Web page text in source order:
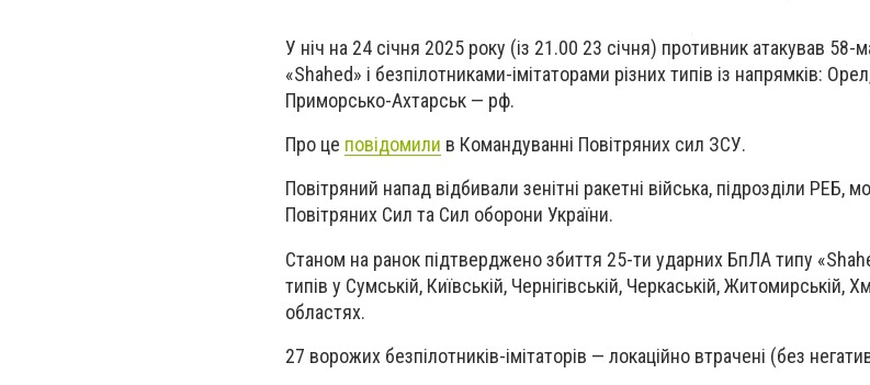
У ніч на 24 січня 2025 року (із 21.00 23 січня) противник атакував
«Shahed» і безпілотниками-імітаторами різних типів із напрямків:
Приморсько-Ахтарськ — рф.
Про це повідомили в Командуванні Повітряних сил ЗСУ.
Повітряний напад відбивали зенітні ракетні війська, підрозділи РЕБ,
Повітряних Сил та Сил оборони України.
Станом на ранок підтверджено збиття 25-ти ударних БпЛА типу
типів у Сумській, Київській, Чернігівській, Черкаській, Житомирській,
областях.
27 ворожих безпілотників-імітаторів — локаційно втрачені (без